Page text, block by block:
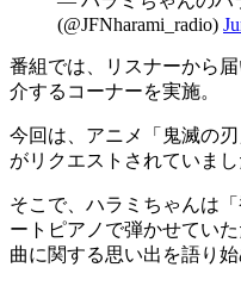
(@JFNharami_radio)
番組では、リスナーから
介するコーナーを実施。
今回は、アニメ「鬼滅の
がリクエストされていまし
そこで、ハラミちゃんは
ートピアノで弾かせてい
曲に関する思い出を語り始